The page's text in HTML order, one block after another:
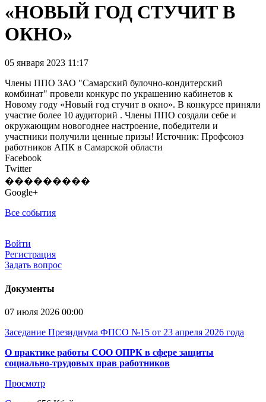
«НОВЫЙ ГОД СТУЧИТ В
ОКНО»
05 января 2023 11:17
Члены ППО ЗАО "Самарский булочно-кондитерский
комбинат" провели конкурс по украшению кабинетов к
Новому году «Новый год стучит в окно». В конкурсе приняли
участие более 10 аудиторий . Члены ППО создали себе и
окружающим новогоднее настроение, победители и
участники получили ценные призы! Источник: Профсоюз
работников АПК в Самарской области
Facebook
Twitter
���������
Google+
Все события
Войти
Регистрация
Задать вопрос
Документы
07 июля 2026 00:00
Заседание Президиума ФПСО №15 от 23 апреля 2026 года
О практике работы СОО ОПРК в сфере защиты
социально-трудовых прав работников
Просмотр